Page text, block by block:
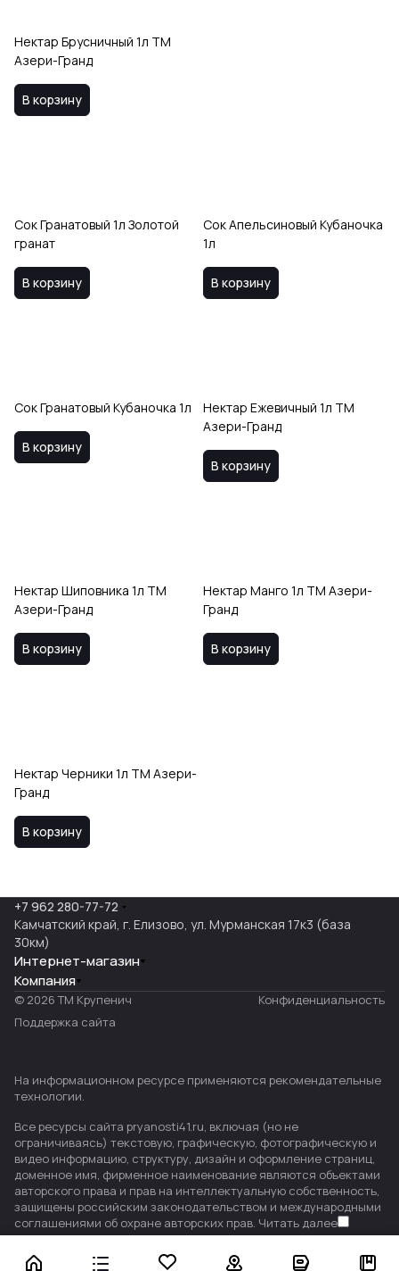
Нектар Брусничный 1л ТМ
Азери-Гранд
В корзину
Сок Гранатовый 1л Золотой
гранат
В корзину
Сок Апельсиновый Кубаночка
1л
В корзину
Сок Гранатовый Кубаночка 1л
В корзину
Нектар Ежевичный 1л ТМ
Азери-Гранд
В корзину
Нектар Шиповника 1л ТМ
Азери-Гранд
В корзину
Нектар Манго 1л ТМ Азери-
Гранд
В корзину
Нектар Черники 1л ТМ Азери-
Гранд
В корзину
+7 962 280-77-72
Камчатский край, г. Елизово, ул. Мурманская 17к3 (база
30км)
Интернет-магазин
Компания
© 2026 ТМ Крупенич
Конфиденциальность
Поддержка сайта
На информационном ресурсе применяются рекомендательные
технологии.
Все ресурсы сайта pryanosti41.ru, включая (но не
ограничиваясь) текстовую, графическую, фотографическую и
видео информацию, структуру, дизайн и оформление страниц,
доменное имя, фирменное наименование являются объектами
авторского права и прав на интеллектуальную собственность,
защищены российским законодательством и международными
соглашениями об охране авторских прав. Читать далее